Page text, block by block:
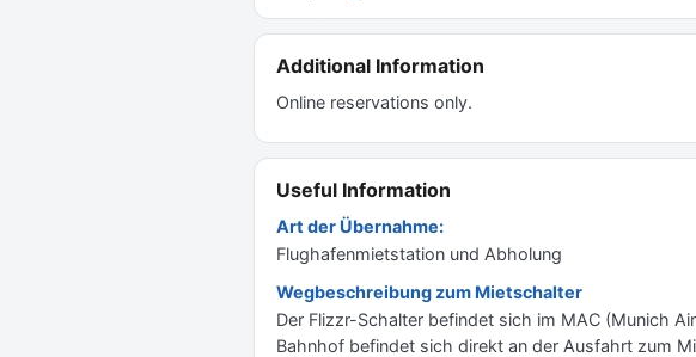
Additional Information
Online reservations only.
Useful Information
Art der Übernahme:
Flughafenmietstation und Abholung
Wegbeschreibung zum Mietschalter
Der Flizzr-Schalter befindet sich im MAC (Munich
Bahnhof befindet sich direkt an der Ausfahrt zum